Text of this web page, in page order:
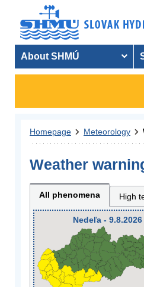
About SHMÚ
Homepage Meteorology
Weather
All phenomena High
Nedeľa - 9.8.2026